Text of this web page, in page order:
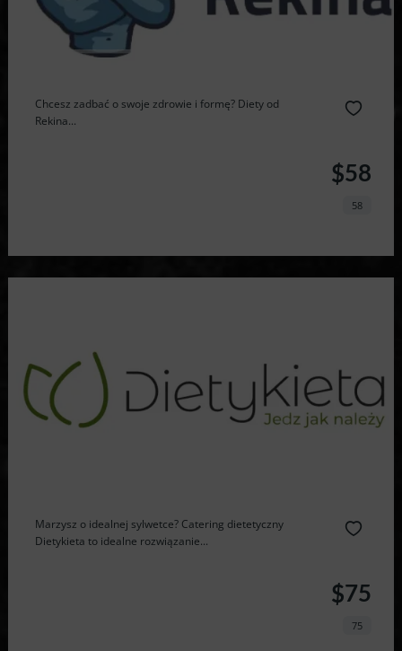
Chcesz zadbać o swoje zdrowie i formę? Diety od
Rekina...
$58
58
Marzysz o idealnej sylwetce? Catering dietetyczny
Dietykieta to idealne rozwiązanie...
$75
75